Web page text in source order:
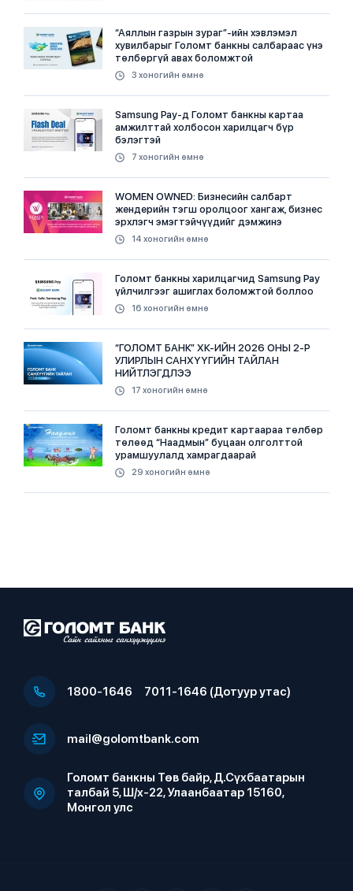
“Аяллын газрын зураг”-ийн хэвлэмэл
хувилбарыг Голомт банкны салбараас үнэ
төлбөргүй авах боломжтой
3 хоногийн өмнө
Samsung Pay-д Голомт банкны картаа
амжилттай холбосон харилцагч бүр
бэлэгтэй
7 хоногийн өмнө
WOMEN OWNED: Бизнесийн салбарт
жендерийн тэгш оролцоог хангаж, бизнес
эрхлэгч эмэгтэйчүүдийг дэмжинэ
14 хоногийн өмнө
Голомт банкны харилцагчид Samsung Pay
үйлчилгээг ашиглах боломжтой боллоо
16 хоногийн өмнө
“ГОЛОМТ БАНК” ХК-ИЙН 2026 ОНЫ 2-Р
УЛИРЛЫН САНХҮҮГИЙН ТАЙЛАН
НИЙТЛЭГДЛЭЭ
17 хоногийн өмнө
Голомт банкны кредит картаараа төлбөр
төлөөд “Наадмын” буцаан олголттой
урамшуулалд хамрагдаарай
29 хоногийн өмнө
1800-1646 7011-1646 (Дотуур утас)
mail@golomtbank.com
Голомт банкны Төв байр, Д.Сүхбаатарын
талбай 5, Ш/х-22, Улаанбаатар 15160,
Монгол улс